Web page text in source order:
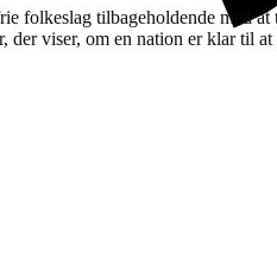
tilbageholdende med at
der viser, om en nation er klar til